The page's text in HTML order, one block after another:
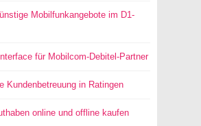
Mobilfunkangebote im D1-
für Mobilcom-Debitel-Partner
Kundenbetreuung in Ratingen
online und offline kaufen